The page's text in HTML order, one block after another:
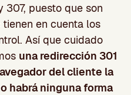
307, puesto que son
en cuenta los
Así que cuidado
una redirección 301
del cliente la
habrá ninguna forma